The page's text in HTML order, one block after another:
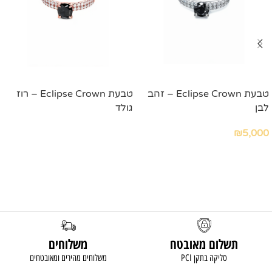
טבעת Eclipse Crown – זהב
לבן
₪5,000
טבעת Eclipse Crown – רוז
גולד
תשלום מאובטח
סליקה בתקן PCI
משלוחים
משלוחים מהירים ומאובטחים